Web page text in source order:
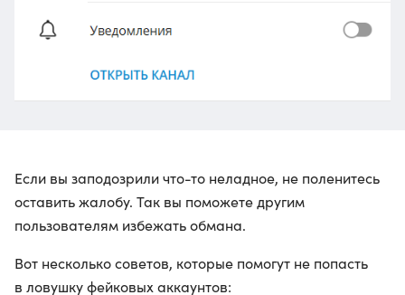
Если вы заподозрили что-то неладное, не поленитесь
оставить жалобу. Так вы поможете другим
пользователям избежать обмана.
Вот несколько советов, которые помогут не попасть
в ловушку фейковых аккаунтов: